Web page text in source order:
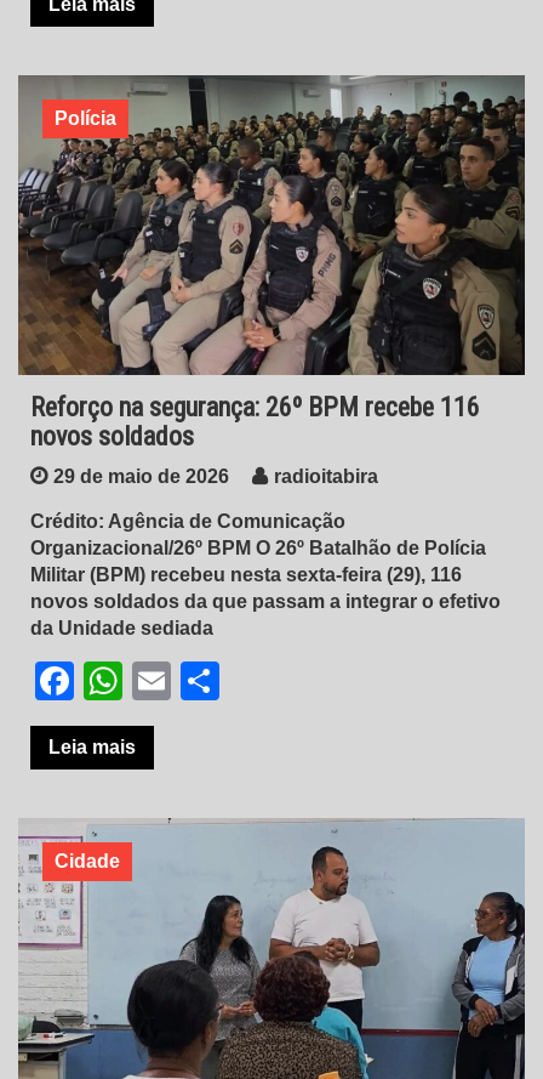
Leia mais
Polícia
Reforço na segurança: 26º BPM recebe 116
novos soldados
29 de maio de 2026 radioitabira
Crédito: Agência de Comunicação
Organizacional/26º BPM O 26º Batalhão de Polícia
Militar (BPM) recebeu nesta sexta-feira (29), 116
novos soldados da que passam a integrar o efetivo
da Unidade sediada
Facebook
WhatsApp
Email
Leia mais
Cidade